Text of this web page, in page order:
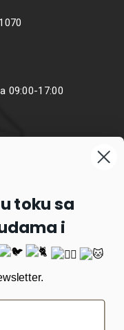
09:00-17:00
toku sa
i